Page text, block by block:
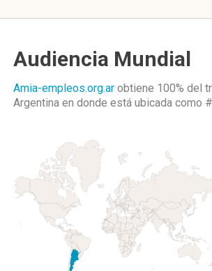
Audiencia Mundial
Amia-empleos.org.ar obtiene 100% del
Argentina en donde está ubicada como